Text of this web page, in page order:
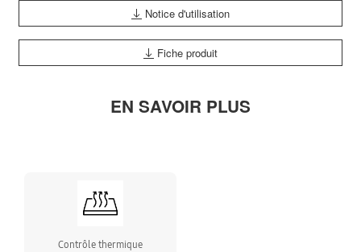
Notice d'utilisation
Fiche produit
EN SAVOIR PLUS
Contrôle thermique